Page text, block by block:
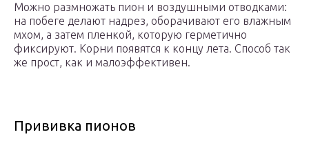
Можно размножать пион и воздушными отводками:
на побеге делают надрез, оборачивают его влажным
мхом, а затем пленкой, которую герметично
фиксируют. Корни появятся к концу лета. Способ так
же прост, как и малоэффективен.
Прививка пионов